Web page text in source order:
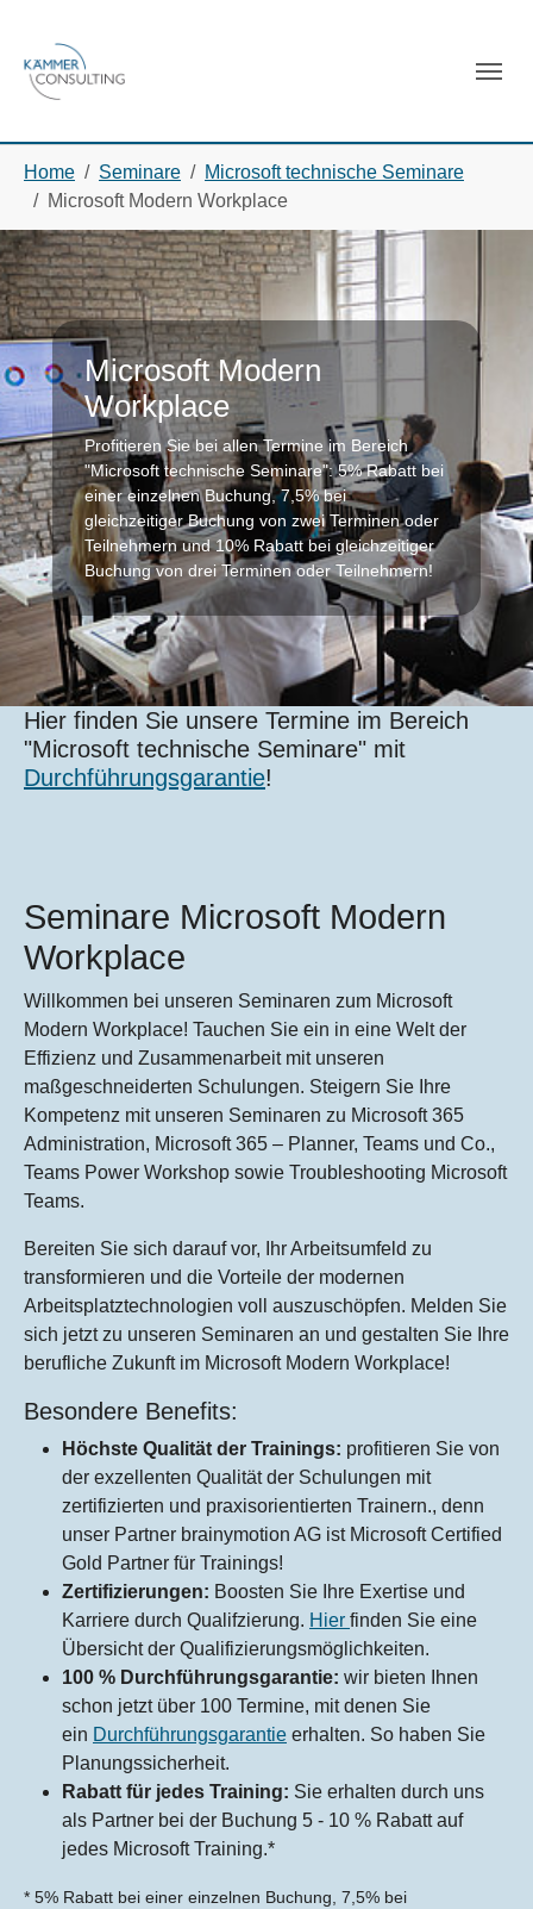
Home Seminare
Microsoft technische Seminare
Microsoft Modern Workplace
Microsoft Modern
Workplace
Profitieren Sie bei allen Termine im Bereich
"Microsoft technische Seminare": 5% Rabatt bei
einer einzelnen Buchung, 7,5% bei
gleichzeitiger Buchung von zwei Terminen oder
Teilnehmern und 10% Rabatt bei gleichzeitiger
Buchung von drei Terminen oder Teilnehmern!
Hier finden Sie unsere Termine im Bereich
"Microsoft technische Seminare" mit
Durchführungsgarantie!
Seminare Microsoft Modern
Workplace
Willkommen bei unseren Seminaren zum Microsoft
Modern Workplace! Tauchen Sie ein in eine Welt der
Effizienz und Zusammenarbeit mit unseren
maßgeschneiderten Schulungen. Steigern Sie Ihre
Kompetenz mit unseren Seminaren zu Microsoft 365
Administration, Microsoft 365 – Planner, Teams und Co.,
Teams Power Workshop sowie Troubleshooting Microsoft
Teams.
Bereiten Sie sich darauf vor, Ihr Arbeitsumfeld zu
transformieren und die Vorteile der modernen
Arbeitsplatztechnologien voll auszuschöpfen. Melden Sie
sich jetzt zu unseren Seminaren an und gestalten Sie Ihre
berufliche Zukunft im Microsoft Modern Workplace!
Besondere Benefits:
Höchste Qualität der Trainings: profitieren Sie von
der exzellenten Qualität der Schulungen mit
zertifizierten und praxisorientierten Trainern., denn
unser Partner brainymotion AG ist Microsoft Certified
Gold Partner für Trainings!
Zertifizierungen: Boosten Sie Ihre Exertise und
Karriere durch Qualifzierung. Hier finden Sie eine
Übersicht der Qualifizierungsmöglichkeiten.
100 % Durchführungsgarantie: wir bieten Ihnen
schon jetzt über 100 Termine, mit denen Sie
ein Durchführungsgarantie erhalten. So haben Sie
Planungssicherheit.
Rabatt für jedes Training: Sie erhalten durch uns
als Partner bei der Buchung 5 - 10 % Rabatt auf
jedes Microsoft Training.*
* 5% Rabatt bei einer einzelnen Buchung, 7,5% bei